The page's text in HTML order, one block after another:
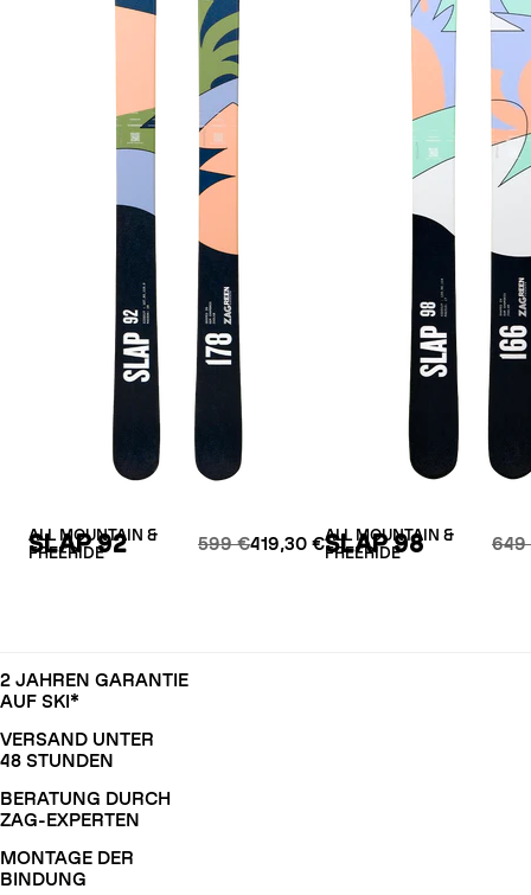
ALL MOUNTAIN &
FREERIDE
SLAP 92 599 €419,30 €ALL MOUNTAIN &
FREERIDE
SLAP 98 649
2 JAHREN GARANTIE
AUF SKI*
VERSAND UNTER
48 STUNDEN
BERATUNG DURCH
ZAG-EXPERTEN
MONTAGE DER
BINDUNG